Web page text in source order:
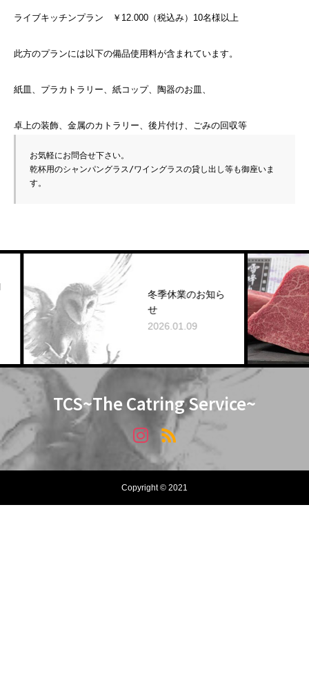
ライブキッチンプラン ￥12.000（税込み）10名様以上
此方のプランには以下の備品使用料が含まれています。
紙皿、プラカトラリー、紙コップ、陶器のお皿、
卓上の装飾、金属のカトラリー、後片付け、ごみの回収等
お気軽にお問合せ下さい。
乾杯用のシャンパングラス/ワイングラスの貸し出し等も御座いま
す。
冬季休業のお知ら
2026.01.09
TCS~The Catring Service~
Copyright © 2021